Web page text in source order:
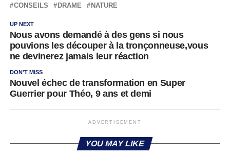
CONSEILS
DRAME NATURE
UP NEXT
Nous avons demandé à des gens si nous
pouvions les découper à la tronçonneuse,vous
ne devinerez jamais leur réaction
DON'T MISS
Nouvel échec de transformation en Super
Guerrier pour Théo, 9 ans et demi
ADVERTISEMENT
YOU MAY LIKE